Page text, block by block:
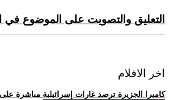
التعليق والتصويت على الموضوع في
اخر الافلام
.. كاميرا الجزيرة ترصد غارات إسرائيلية مباشرة